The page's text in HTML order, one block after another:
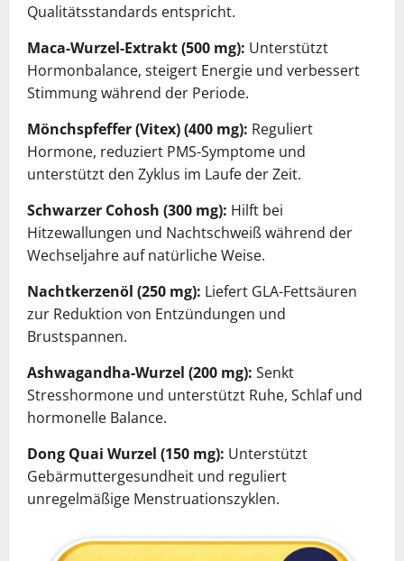
Qualitätsstandards entspricht.
Maca-Wurzel-Extrakt (500 mg): Unterstützt
Hormonbalance, steigert Energie und verbessert
Stimmung während der Periode.
Mönchspfeffer (Vitex) (400 mg): Reguliert
Hormone, reduziert PMS-Symptome und
unterstützt den Zyklus im Laufe der Zeit.
Schwarzer Cohosh (300 mg): Hilft bei
Hitzewallungen und Nachtschweiß während der
Wechseljahre auf natürliche Weise.
Nachtkerzenöl (250 mg): Liefert GLA-Fettsäuren
zur Reduktion von Entzündungen und
Brustspannen.
Ashwagandha-Wurzel (200 mg): Senkt
Stresshormone und unterstützt Ruhe, Schlaf und
hormonelle Balance.
Dong Quai Wurzel (150 mg): Unterstützt
Gebärmuttergesundheit und reguliert
unregelmäßige Menstruationszyklen.